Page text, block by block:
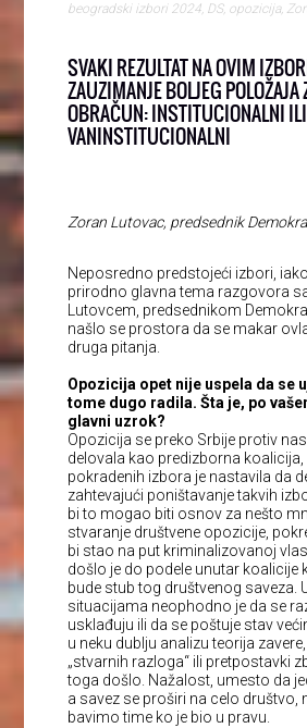
beogradski izbori 2024, DS, opozicija,
SVAKI REZULTAT NA OVIM
ZAUZIMANJE BOLJEG POLOŽAJA
OBRAČUN: INSTITUCIONALNI ILI
VANINSTITUCIONALNI
Zoran Lutovac, predsednik
Neposredno predstojeći izbori,
prirodno glavna tema razgovora
Lutovcem, predsednikom
našlo se prostora da se makar
druga pitanja.
Opozicija opet nije uspela da se
tome dugo radila. Šta je, po
glavni uzrok?
Opozicija se preko Srbije protiv
delovala kao predizborna
pokradenih izbora je nastavila da
zahtevajući poništavanje takvih
bi to mogao biti osnov za nešto
stvaranje društvene opozicije,
bi stao na put kriminalizovanoj
došlo je do podele unutar koalicije
bude stub tog društvenog saveza.
situacijama neophodno je da se
usklađuju ili da se poštuje stav
u neku dublju analizu teorija
„stvarnih razloga“ ili pretpostavki
toga došlo. Nažalost, umesto da
a savez se proširi na celo društvo,
bavimo time ko je bio u pravu.